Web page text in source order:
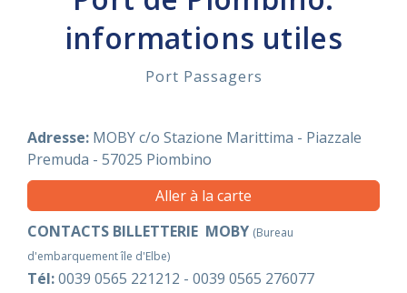
LES TRAVERSÉES
POUR LE DÉPART
SERVICES À BORD
LA COMPAGNIE
ASSISTANCE
informations utiles
Port Passagers
Adresse: MOBY c/o Stazione Marittima - Piazzale
Premuda - 57025 Piombino
Aller à la carte
CONTACTS BILLETTERIE MOBY (Bureau
d'embarquement île d'Elbe)
Tél:0039 0565 221212 - 0039 0565 276077